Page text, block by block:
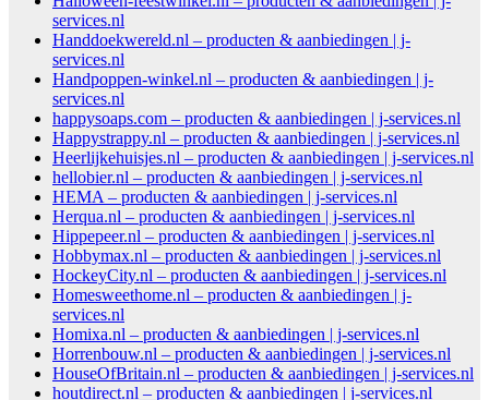
services.nl
Handdoekwereld.nl – producten & aanbiedingen | j-
services.nl
Handpoppen-winkel.nl – producten & aanbiedingen | j-
services.nl
happysoaps.com – producten & aanbiedingen | j-services.nl
Happystrappy.nl – producten & aanbiedingen | j-services.nl
Heerlijkehuisjes.nl – producten & aanbiedingen | j-services.nl
hellobier.nl – producten & aanbiedingen | j-services.nl
HEMA – producten & aanbiedingen | j-services.nl
Herqua.nl – producten & aanbiedingen | j-services.nl
Hippepeer.nl – producten & aanbiedingen | j-services.nl
Hobbymax.nl – producten & aanbiedingen | j-services.nl
HockeyCity.nl – producten & aanbiedingen | j-services.nl
Homesweethome.nl – producten & aanbiedingen | j-
services.nl
Homixa.nl – producten & aanbiedingen | j-services.nl
Horrenbouw.nl – producten & aanbiedingen | j-services.nl
HouseOfBritain.nl – producten & aanbiedingen | j-services.nl
houtdirect.nl – producten & aanbiedingen | j-services.nl